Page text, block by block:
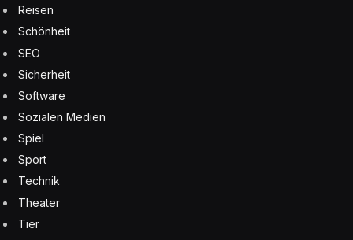
Reisen
Schönheit
SEO
Sicherheit
Software
Sozialen Medien
Spiel
Sport
Technik
Theater
Tier